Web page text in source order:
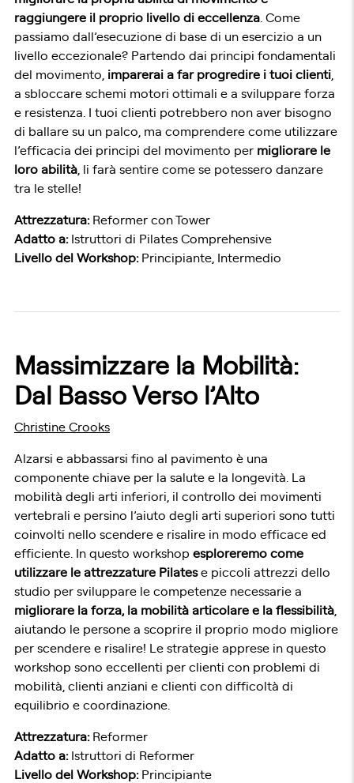
raggiungere il proprio livello di eccellenza . Come
passiamo dall’esecuzione di base di un esercizio a un
livello eccezionale? Partendo dai principi fondamentali
del movimento, imparerai a far progredire i tuoi clienti
a sbloccare schemi motori ottimali e a sviluppare forza
e resistenza. I tuoi clienti potrebbero non aver bisogno
di ballare su un palco, ma comprendere come utilizzare
l’efficacia dei principi del movimento per migliorare le
loro abilità , li farà sentire come se potessero danzare
tra le stelle!
Attrezzatura: Reformer con Tower
Adatto a:Istruttori di Pilates Comprehensive
Livello del Workshop: Principiante, Intermedio
Massimizzare la Mobilità:
Dal Basso Verso l’Alto
Christine Crooks
Alzarsi e abbassarsi fino al pavimento è una
componente chiave per la salute e la longevità. La
mobilità degli arti inferiori, il controllo dei movimenti
vertebrali e persino l’aiuto degli arti superiori sono tutti
coinvolti nello scendere e risalire in modo efficace ed
efficiente. In questo workshop esploreremo come
utilizzare le attrezzature Pilatese piccoli attrezzi dello
studio per sviluppare le competenze necessarie a
migliorare la forza, la mobilità articolare e la flessibilità
aiutando le persone a scoprire il proprio modo migliore
per scendere e risalire! Le strategie apprese in questo
workshop sono eccellenti per clienti con problemi di
mobilità, clienti anziani e clienti con difficoltà di
equilibrio e coordinazione.
Attrezzatura:Reformer
Adatto a:Istruttori di Reformer
Livello del Workshop: Principiante